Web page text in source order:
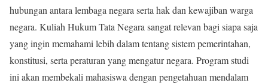
hubungan antara lembaga negara serta hak dan kewajiban warga
negara. Kuliah Hukum Tata Negara sangat relevan bagi siapa saja
yang ingin memahami lebih dalam tentang sistem pemerintahan,
konstitusi, serta peraturan yang mengatur negara. Program studi
ini akan membekali mahasiswa dengan pengetahuan mendalam